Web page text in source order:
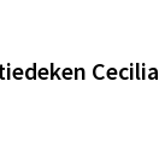
Cecilia